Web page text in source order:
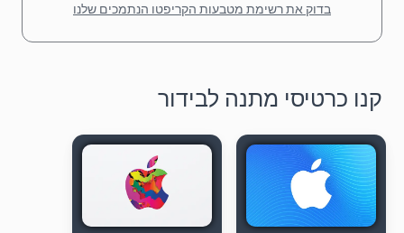
בדוק את רשימת מטבעות הקריפטו הנתמכים שלנו
קנו כרטיסי מתנה לבידור